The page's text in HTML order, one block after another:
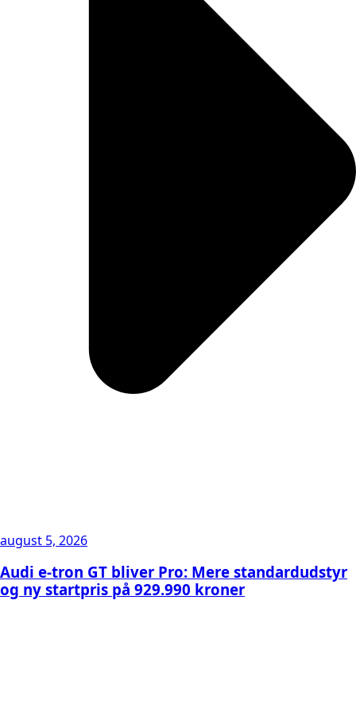
august 5, 2026
Audi e-tron GT bliver Pro: Mere standardudstyr
og ny startpris på 929.990 kroner